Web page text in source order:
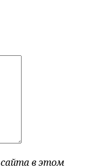
сайта в этом